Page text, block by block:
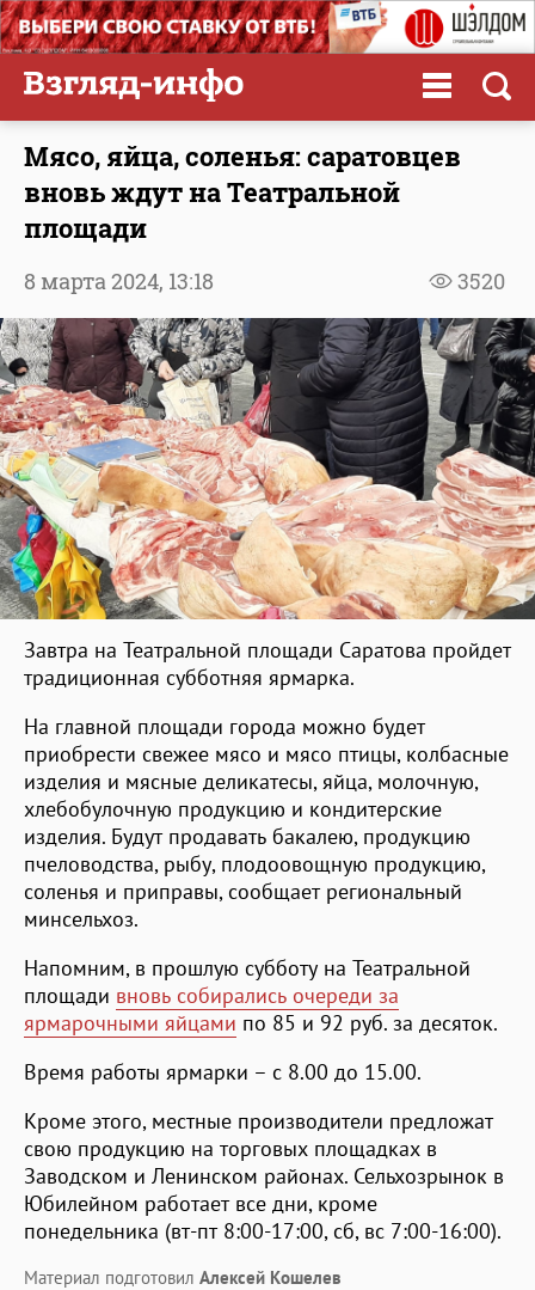
Мясо, яйца, соленья: саратовцев
вновь ждут на Театральной
площади
3520
8 марта 2024, 13:18
Завтра на Театральной площади Саратова пройдет
традиционная субботняя ярмарка.
На главной площади города можно будет
приобрести свежее мясо и мясо птицы, колбасные
изделия и мясные деликатесы, яйца, молочную,
хлебобулочную продукцию и кондитерские
изделия. Будут продавать бакалею, продукцию
пчеловодства, рыбу, плодоовощную продукцию,
соленья и приправы, сообщает региональный
минсельхоз.
Напомним, в прошлую субботу на Театральной
площади вновь собирались очереди за
ярмарочными яйцами по 85 и 92 руб. за десяток.
Время работы ярмарки – с 8.00 до 15.00.
Кроме этого, местные производители предложат
свою продукцию на торговых площадках в
Заводском и Ленинском районах. Сельхозрынок в
Юбилейном работает все дни, кроме
понедельника (вт-пт 8:00-17:00, сб, вс 7:00-16:00).
Материал подготовил Алексей Кошелев